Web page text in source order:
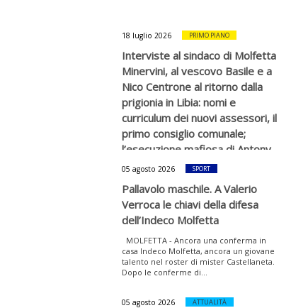
18 luglio 2026 PRIMO PIANO
Interviste al sindaco di Molfetta
Minervini, al vescovo Basile e a
Nico Centrone al ritorno dalla
prigionia in Libia: nomi e
curriculum dei nuovi assessori, il
primo consiglio comunale;
l’esecuzione mafiosa di Antony
La Forgia; in fiamme Lama
nuova rivista “Quindici” in edicola
MOLFETTA – E’ in edicola da questa
mattina a Molfetta il nuovo numero della
rivista mensile "Quindici".Questi alcuni dei
principali...
05 agosto 2026 SPORT
Pallavolo maschile. A Valerio
Verroca le chiavi della difesa
dell’Indeco Molfetta
MOLFETTA - Ancora una conferma in
casa Indeco Molfetta, ancora un giovane
talento nel roster di mister Castellaneta.
Dopo le conferme di...
05 agosto 2026 ATTUALITÀ